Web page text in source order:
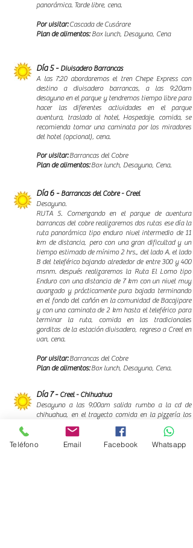
panorámica. Tarde libre, cena.
Por visitar:Cascada de Cusárare
Plan de alimentos:Box lunch, Desayuno, Cena
Día 5 - Divisadero Barrancas
A las 7:20 abordaremos el tren Chepe Express con
destino a divisadero barrancas, a las 9:20am
desayuno en el parque y tendremos tiempo libre para
hacer las diferentes actividades en el parque
aventura, traslado al hotel, Hospedaje, comida, se
recomienda tomar una caminata por los miradores
del hotel (opcional), cena.
Por visitar: Barrancas del Cobre
Plan de alimentos:Box lunch, Desayuno, Cena.
Día 6 - Barrancas del Cobre - Creel
Desayuno.
RUTA 5. Comenzando en el parque de aventura
barrancas del cobre realizaremos dos rutas ese día la
ruta panorámica tipo enduro nivel intermedio de 11
km de distancia, pero con una gran dificultad y un
tiempo estimado de mínimo 2 hrs., del lado A. el lado
B del teleférico bajando alrededor de entre 300 y 400
msnm. después realizaremos la Ruta El Lomo tipo
Enduro con una distancia de 7 km con un nivel muy
avanzado y prácticamente pura bajada terminando
en el fondo del cañón en la comunidad de Bacajipare
y con una caminata de 2 km hasta el teleférico para
terminar la ruta, comida en las tradicionales
gorditas de la estación divisadero, regreso a Creel en
van, cena.
Por visitar:Barrancas del Cobre
Plan de alimentos:Box lunch, Desayuno, Cena.
Día 7 - Creel - Chihuahua
Desayuno a las 9:00am salida rumbo a la cd de
chihuahua, en el trayecto comida en la pizzería los
arcos en Cuauhtémoc, traslado a el aeropuerto.
Por visitar:Creel
Teléfono Email Facebook Whatsapp